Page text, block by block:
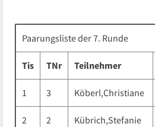
Paarungsliste der 7. Runde
Tis TNr Teilnehmer
1 3 Köberl,Christiane
2 2 Kübrich,Stefanie